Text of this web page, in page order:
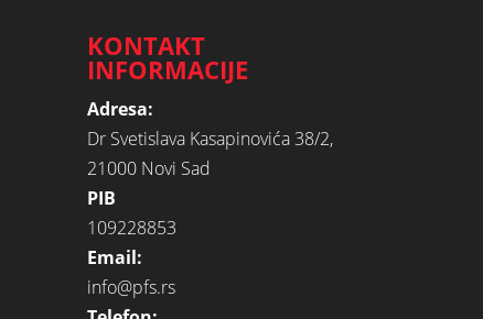
KONTAKT
INFORMACIJE
Adresa:
Dr Svetislava Kasapinovića 38/2,
21000 Novi Sad
PIB
109228853
Email:
info@pfs.rs